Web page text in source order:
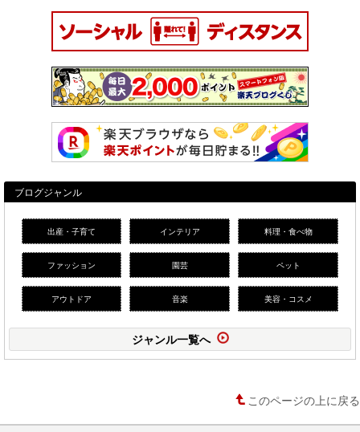
ブログジャンル
出産・子育て インテリア 料理・食べ物
ファッション 園芸 ペット
アウトドア 音楽 美容・コスメ
ジャンル一覧へ
このページの上に戻る